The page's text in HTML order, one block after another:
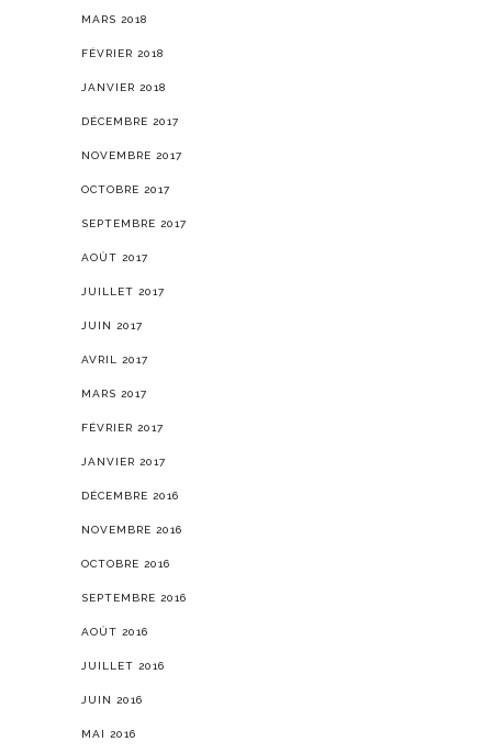
MARS 2018
FÉVRIER 2018
JANVIER 2018
DÉCEMBRE 2017
NOVEMBRE 2017
OCTOBRE 2017
SEPTEMBRE 2017
AOÛT 2017
JUILLET 2017
JUIN 2017
AVRIL 2017
MARS 2017
FÉVRIER 2017
JANVIER 2017
DÉCEMBRE 2016
NOVEMBRE 2016
OCTOBRE 2016
SEPTEMBRE 2016
AOÛT 2016
JUILLET 2016
JUIN 2016
MAI 2016